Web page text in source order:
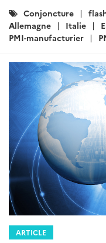
Catégories
:
Conjoncture
Allemagne
Italie
PMI-manufacturier
ARTICLE